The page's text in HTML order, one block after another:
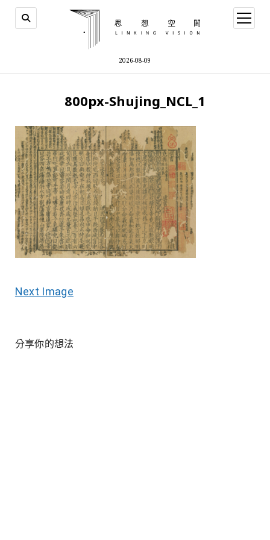
2026-08-09
open
menu
800px-Shujing_NCL_1
Next Image
分享你的想法